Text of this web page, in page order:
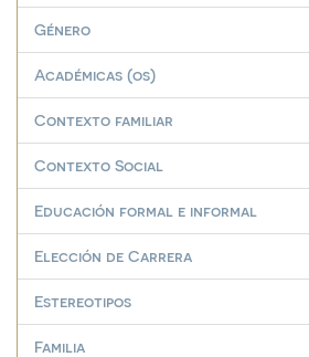
Género
Académicas (os)
Contexto familiar
Contexto Social
Educación formal e informal
Elección de Carrera
Estereotipos
Familia